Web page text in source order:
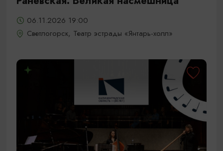
06.11.2026 19:00
Светлогорск, Театр эстрады «Янтарь-холл»